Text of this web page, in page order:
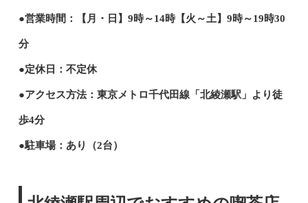
●営業時間：【月・日】9時～14時【火～土】9時～19時30
分
●定休日：不定休
●アクセス方法：東京メトロ千代田線「北綾瀬駅」より徒
歩4分
●駐車場：あり（2台）